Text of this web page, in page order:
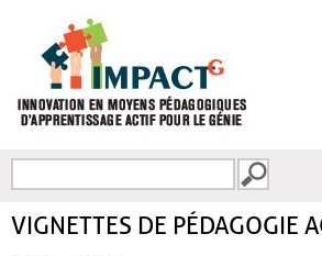
FORMULAIRE DE
VIGNETTES DE PÉDAGOGIE